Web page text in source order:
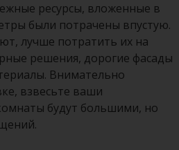
ресурсы, вложенные в
были потрачены впустую.
лучше потратить их на
решения, дорогие фасады
Внимательно
взвесьте ваши
будут большими, но